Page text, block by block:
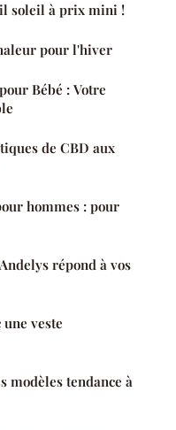
soleil à prix mini !
pour l'hiver
Bébé : Votre
de CBD aux
hommes : pour
répond à vos
veste
modèles tendance à